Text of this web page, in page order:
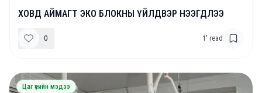
ХОВД АЙМАГТ ЭКО БЛОКНЫ ҮЙЛДВЭР НЭЭГДЛЭЭ
0 1 ' read
Цаг үеийн мэдээ